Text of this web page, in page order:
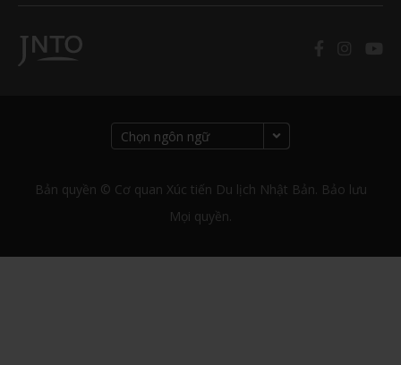
Bản quyền © Cơ quan Xúc tiến Du lịch Nhật Bản. Bảo lưu
Mọi quyền.